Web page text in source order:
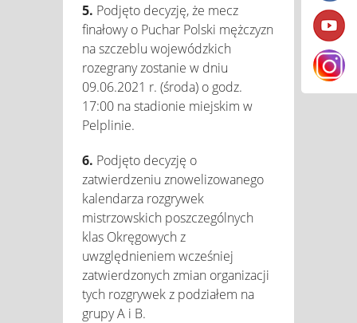
5. Podjęto decyzję, że mecz
finałowy o Puchar Polski mężczyzn
na szczeblu wojewódzkich
rozegrany zostanie w dniu
09.06.2021 r. (środa) o godz.
17:00 na stadionie miejskim w
Pelplinie.
6. Podjęto decyzję o
zatwierdzeniu znowelizowanego
kalendarza rozgrywek
mistrzowskich poszczególnych
klas Okręgowych z
uwzględnieniem wcześniej
zatwierdzonych zmian organizacji
tych rozgrywek z podziałem na
grupy A i B.